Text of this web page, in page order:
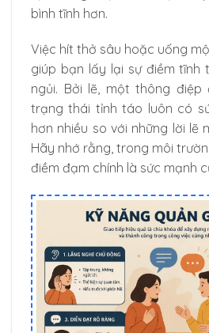
bình tĩnh hơn.
Việc hít thở sâu hoặc uống
giúp bạn lấy lại sự điềm tĩnh
ngủi. Bởi lẽ, một thông
trạng thái tỉnh táo luôn có
hơn nhiều so với những lời lẽ
Hãy nhớ rằng, trong môi
điềm đạm chính là sức mạnh